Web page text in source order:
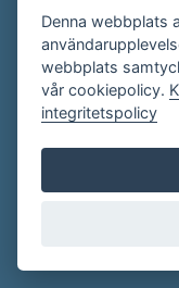
Har du frågor om
Cookies
Villkor
Skapa konto
Denna webbplats
webbplats
vår cookiepolicy.
integritetspolicy